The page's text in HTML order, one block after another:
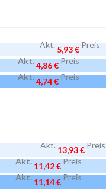
Akt.5,93 €Preis
Akt.4,86 €Preis
Akt.4,74 €Preis
Akt.13,93 €Preis
Akt.11,42 €Preis
Akt.11,14 €Preis